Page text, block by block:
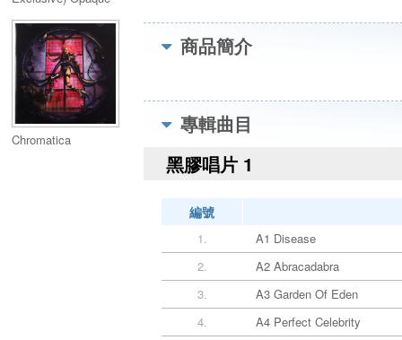
Chromatica
商品簡介
專輯曲目
黑膠唱片 1
編號
1.
A1 Disease
2.
A2 Abracadabra
3.
A3 Garden Of Eden
4.
A4 Perfect Celebrity